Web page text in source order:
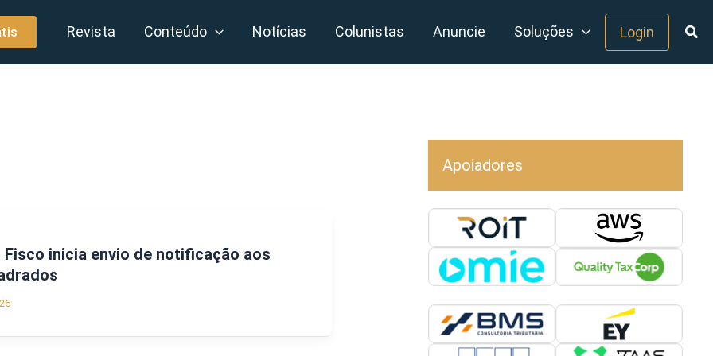
Revista Conteúdo Notícias Colunistas Anuncie Soluções Login
Fisco inicia envio de notificação aos
Apoiadores